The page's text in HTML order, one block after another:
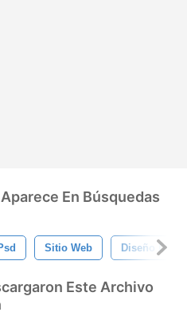
En Búsquedas
Sitio Web Diseño De
Este Archivo